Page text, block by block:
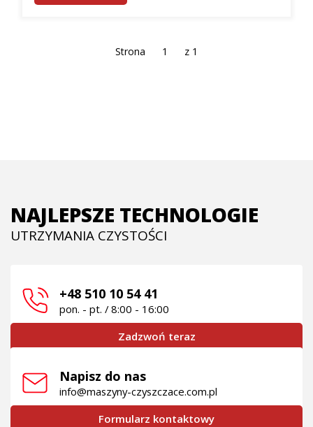
Strona z 1
NAJLEPSZE TECHNOLOGIE
UTRZYMANIA CZYSTOŚCI
+48 510 10 54 41
pon. - pt. / 8:00 - 16:00
Zadzwoń teraz
Napisz do nas
info@maszyny-czyszczace.com.pl
Formularz kontaktowy